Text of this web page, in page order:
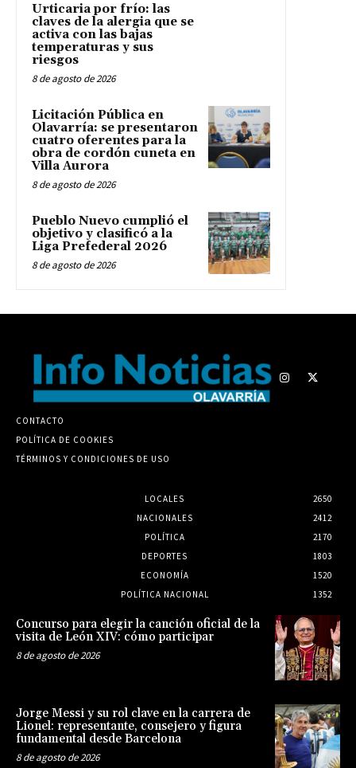
Urticaria por frío: las
claves de la alergia que se
activa con las bajas
temperaturas y sus
riesgos
8 de agosto de 2026
Licitación Pública en
Olavarría: se presentaron
cuatro oferentes para la
obra de cordón cuneta en
Villa Aurora
8 de agosto de 2026
Pueblo Nuevo cumplió el
objetivo y clasificó a la
Liga Prefederal 2026
8 de agosto de 2026
CONTACTO
POLÍTICA DE COOKIES
TÉRMINOS Y CONDICIONES DE USO
LOCALES
2650
NACIONALES
2412
POLÍTICA
2170
DEPORTES
1803
ECONOMÍA
1520
POLÍTICA NACIONAL
1352
Concurso para elegir la canción oficial de la
visita de León XIV: cómo participar
8 de agosto de 2026
Jorge Messi y su rol clave en la carrera de
Lionel: representante, consejero y figura
fundamental desde Barcelona
8 de agosto de 2026